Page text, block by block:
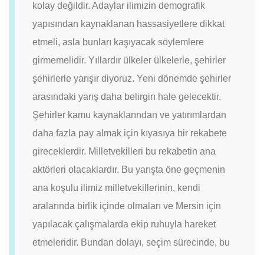
kolay değildir. Adaylar ilimizin demografik
yapısından kaynaklanan hassasiyetlere dikkat
etmeli, asla bunları kaşıyacak söylemlere
girmemelidir. Yıllardır ülkeler ülkelerle, şehirler
şehirlerle yarışır diyoruz. Yeni dönemde şehirler
arasındaki yarış daha belirgin hale gelecektir.
Şehirler kamu kaynaklarından ve yatırımlardan
daha fazla pay almak için kıyasıya bir rekabete
gireceklerdir. Milletvekilleri bu rekabetin ana
aktörleri olacaklardır. Bu yarışta öne geçmenin
ana koşulu ilimiz milletvekillerinin, kendi
aralarında birlik içinde olmaları ve Mersin için
yapılacak çalışmalarda ekip ruhuyla hareket
etmeleridir. Bundan dolayı, seçim sürecinde, bu